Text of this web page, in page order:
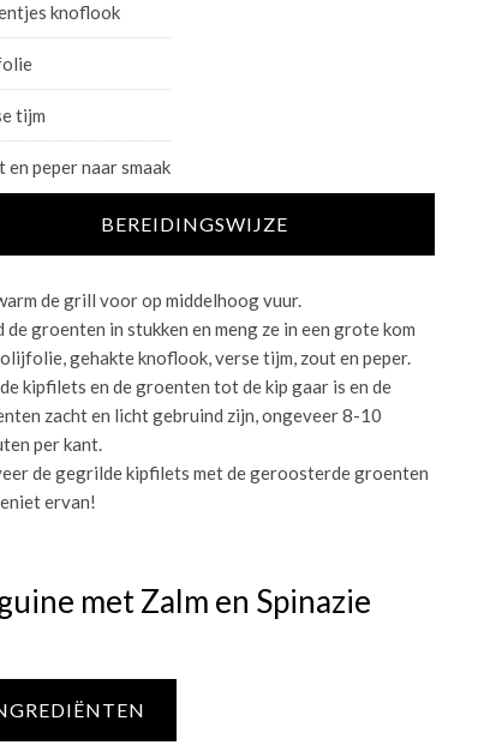
knoflook
tijm
en peper naar smaak
BEREIDINGSWIJZE
de grill voor op middelhoog vuur.
de groenten in stukken en meng ze in een grote kom
gehakte knoflook, verse tijm, zout en peper.
kipfilets en de groenten tot de kip gaar is en de
zacht en licht gebruind zijn, ongeveer 8-10
per kant.
de gegrilde kipfilets met de geroosterde groenten
ervan!
met Zalm en Spinazie